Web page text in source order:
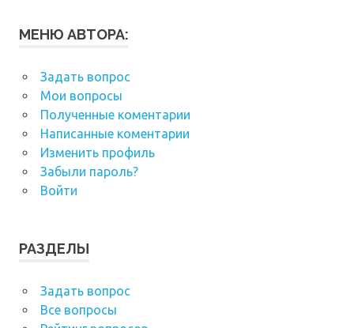
МЕНЮ АВТОРА:
Задать вопрос
Мои вопросы
Полученные коментарии
Написанные коментарии
Изменить профиль
Забыли пароль?
Войти
РАЗДЕЛЫ
Задать вопрос
Все вопросы